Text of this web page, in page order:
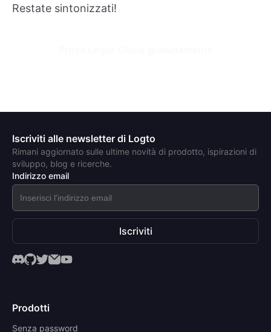
Restate sintonizzati!
Iscriviti alle newsletter di Logto
Rimani aggiornato sulle ultime novità di prodotto, ispirazioni di
sviluppo, blog e ricerche.
Indirizzo email
Iscriviti
Prodotti
Senza password